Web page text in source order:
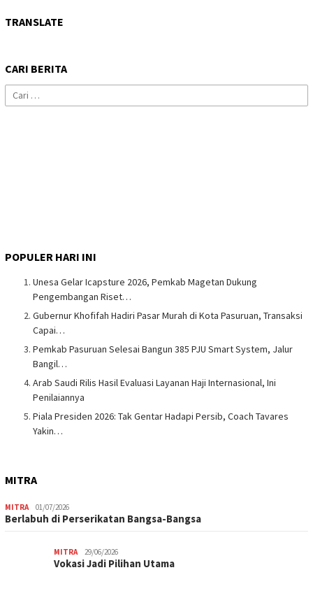
TRANSLATE
CARI BERITA
Cari
untuk:
POPULER HARI INI
Unesa Gelar Icapsture 2026, Pemkab Magetan Dukung
Pengembangan Riset…
Gubernur Khofifah Hadiri Pasar Murah di Kota Pasuruan, Transaksi
Capai…
Pemkab Pasuruan Selesai Bangun 385 PJU Smart System, Jalur
Bangil…
Arab Saudi Rilis Hasil Evaluasi Layanan Haji Internasional, Ini
Penilaiannya
Piala Presiden 2026: Tak Gentar Hadapi Persib, Coach Tavares
Yakin…
MITRA
MITRA 01/07/2026
Berlabuh di Perserikatan Bangsa-Bangsa
MITRA 29/06/2026
Vokasi Jadi Pilihan Utama